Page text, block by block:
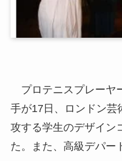
プロテニスプレーヤ
手が17日、ロンドン芸
攻する学生のデザイン
た。また、高級デパー